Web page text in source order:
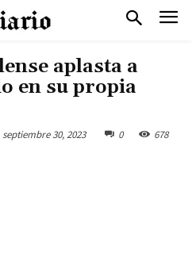
aplasta a
en su propia
septiembre 30, 2023 0 678